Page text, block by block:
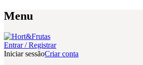
Menu
Entrar / Registrar
Iniciar sessãoCriar conta